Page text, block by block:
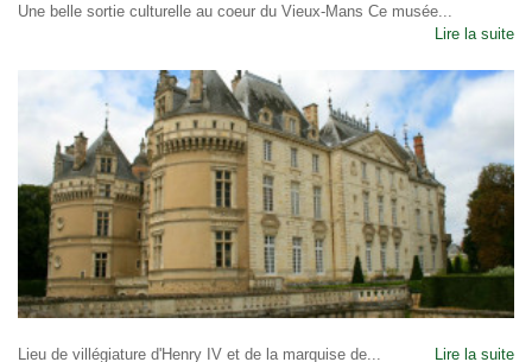
Une belle sortie culturelle au coeur du Vieux-Mans Ce musée...
Lire la suite
Lieu de villégiature d'Henry IV et de la marquise de... Lire la suite